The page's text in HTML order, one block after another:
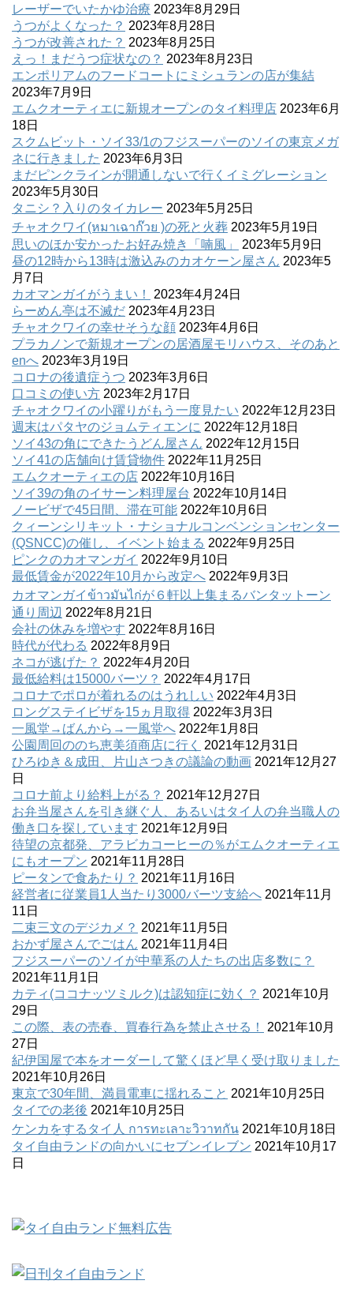
レーザーでいたかゆ治療 2023年8月29日
うつがよくなった？ 2023年8月28日
うつが改善された？ 2023年8月25日
えっ！まだうつ症状なの？ 2023年8月23日
エンポリアムのフードコートにミシュランの店が集結
2023年7月9日
エムクオーティエに新規オープンのタイ料理店 2023年6月
18日
スクムビット・ソイ33/1のフジスーパーのソイの東京メガ
ネに行きました 2023年6月3日
まだピンクラインが開通しないで行くイミグレーション
2023年5月30日
タニシ？入りのタイカレー 2023年5月25日
チャオクワイ(หมาเฉาก๊วย )の死と火葬 2023年5月19日
思いのほか安かったお好み焼き「喃風」
2023年5月9日
昼の12時から13時は激込みのカオケーン屋さん 2023年5
月7日
カオマンガイがうまい！
2023年4月24日
らーめん亭は不滅だ 2023年4月23日
チャオクワイの幸せそうな顔 2023年4月6日
プラカノンで新規オープンの居酒屋モリハウス、そのあと
enへ 2023年3月19日
コロナの後遺症うつ 2023年3月6日
口コミの使い方 2023年2月17日
チャオクワイの小躍りがもう一度見たい 2022年12月23日
週末はパタヤのジョムティエンに 2022年12月18日
ソイ43の角にできたうどん屋さん 2022年12月15日
ソイ41の店舗向け賃貸物件 2022年11月25日
エムクオーティエの店 2022年10月16日
ソイ39の角のイサーン料理屋台 2022年10月14日
ノービザで45日間、滞在可能 2022年10月6日
クィーンシリキット・ナショナルコンベンションセンター
(QSNCC)の催し、イベント始まる 2022年9月25日
ピンクのカオマンガイ 2022年9月10日
最低賃金が2022年10月から改定へ 2022年9月3日
カオマンガイข้าวมันไก่が６軒以上集まるバンタットーン
通り周辺 2022年8月21日
会社の休みを増やす 2022年8月16日
時代が代わる 2022年8月9日
ネコが逃げた？ 2022年4月20日
最低給料は15000バーツ？ 2022年4月17日
コロナでポロが着れるのはうれしい 2022年4月3日
ロングステイビザを15ヵ月取得 2022年3月3日
一風堂→ばんから→一風堂へ 2022年1月8日
公園周回ののち恵美須商店に行く
2021年12月31日
ひろゆき＆成田、片山さつきの議論の動画 2021年12月27
日
コロナ前より給料上がる？ 2021年12月27日
お弁当屋さんを引き継ぐ人、あるいはタイ人の弁当職人の
働き口を探しています 2021年12月9日
待望の京都発、アラビカコーヒーの％がエムクオーティエ
にもオープン 2021年11月28日
ピータンで食あたり？ 2021年11月16日
経営者に従業員1人当たり3000バーツ支給へ 2021年11月
11日
二束三文のデジカメ？ 2021年11月5日
おかず屋さんでごはん 2021年11月4日
フジスーパーのソイが中華系の人たちの出店多数に？
2021年11月1日
カティ(ココナッツミルク)は認知症に効く？ 2021年10月
29日
この際、表の売春、買春行為を禁止させる！
2021年10月
27日
紀伊国屋で本をオーダーして驚くほど早く受け取りました
2021年10月26日
東京で30年間、満員電車に揺れること 2021年10月25日
タイでの老後 2021年10月25日
ケンカをするタイ人 การทะเลาะวิวาทกัน 2021年10月18日
タイ自由ランドの向かいにセブンイレブン 2021年10月17
日